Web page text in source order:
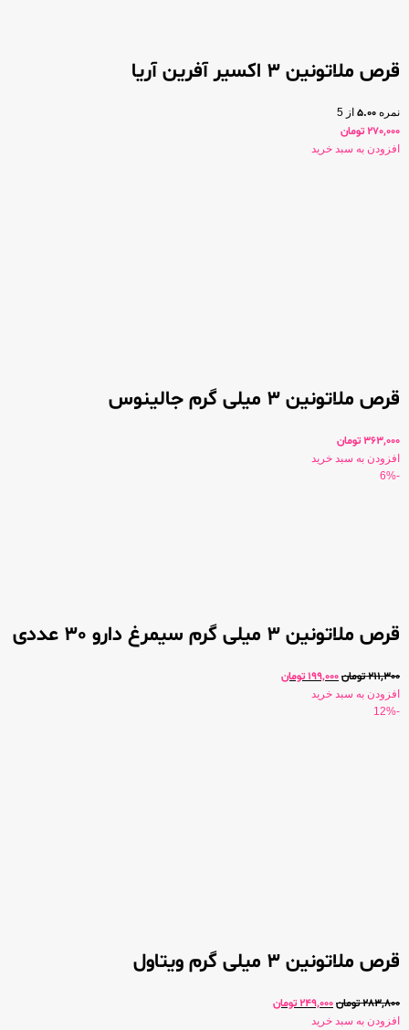
قرص ملاتونین 3 اکسیر آفرین آریا
نمره 5.00 از 5
270,000 تومان
افزودن به سبد خرید
قرص ملاتونین 3 میلی گرم جالینوس
363,000 تومان
افزودن به سبد خرید
-6%
قرص ملاتونین 3 میلی گرم سیمرغ دارو 30 عددی
211,300تومان199,000 تومان
افزودن به سبد خرید
-12%
قرص ملاتونین 3 میلی گرم ویتاول
283,800تومان249,000 تومان
افزودن به سبد خرید